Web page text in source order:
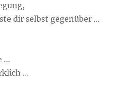
dir selbst gegenüber …
…
…